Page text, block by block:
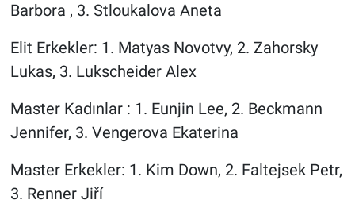
Barbora , 3. Stloukalova Aneta
Elit Erkekler: 1. Matyas Novotvy, 2. Zahorsky
Lukas, 3. Lukscheider Alex
Master Kadınlar : 1. Eunjin Lee, 2. Beckmann
Jennifer, 3. Vengerova Ekaterina
Master Erkekler: 1. Kim Down, 2. Faltejsek Petr,
3. Renner Jiří